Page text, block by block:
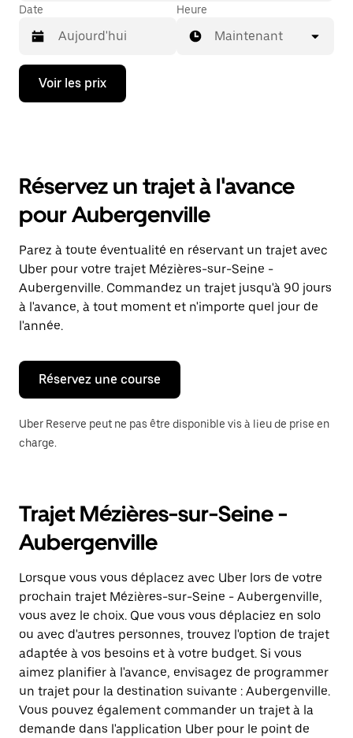
Date
Appuyez
la
ouvrir
calendrier
et
sélectionner
une
date.
Appuyez
sur
la
touche
pour
fermer
calendrier.
Heure
Maintenant
Voir les prix
Réservez un trajet à l'avance
pour Aubergenville
Parez à toute éventualité en réservant un trajet avec
Uber pour votre trajet Mézières-sur-Seine -
Aubergenville. Commandez un trajet jusqu'à 90 jours
à l'avance, à tout moment et n'importe quel jour de
l'année.
Réservez une course
Uber Reserve peut ne pas être disponible vis à lieu de prise en
charge.
Trajet Mézières-sur-Seine -
Aubergenville
Lorsque vous vous déplacez avec Uber lors de votre
prochain trajet Mézières-sur-Seine - Aubergenville,
vous avez le choix. Que vous vous déplaciez en solo
ou avec d'autres personnes, trouvez l'option de trajet
adaptée à vos besoins et à votre budget. Si vous
aimez planifier à l'avance, envisagez de programmer
un trajet pour la destination suivante : Aubergenville.
Vous pouvez également commander un trajet à la
demande dans l'application Uber pour le point de